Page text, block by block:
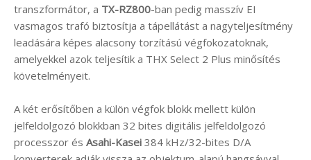
transzformátor, a TX-RZ800-ban pedig masszív EI
vasmagos trafó biztosítja a tápellátást a nagyteljesítmény
leadására képes alacsony torzítású végfokozatoknak,
amelyekkel azok teljesítik a THX Select 2 Plus minősítés
követelményeit.
A két erősítőben a külön végfok blokk mellett külön
jelfeldolgozó blokkban 32 bites digitális jelfeldolgozó
processzor és Asahi-Kasei 384 kHz/32-bites D/A